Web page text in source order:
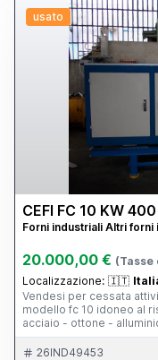
usato
CEFI FC 10 KW
Forni industriali Altri forni
20.000,00 € (Tasse
Localizzazione: 🇮🇹
Vendesi per cessata
modello fc 10 idoneo al
acciaio - ottone -
meccanicamente e
effettuato un controllo da
26IND49453